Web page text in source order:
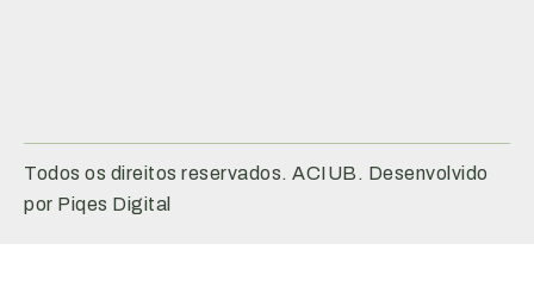
Todos os direitos reservados. ACIUB. Desenvolvido
por Piqes Digital